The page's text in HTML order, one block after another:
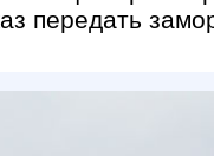
передать